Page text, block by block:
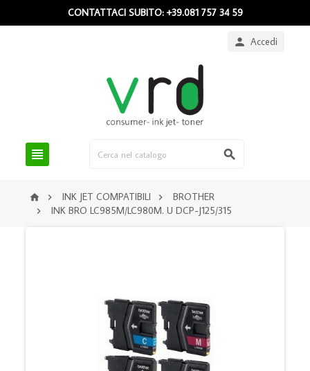
CONTATTACI SUBITO: +39.081 757 34 59
 Accedi
 
  INK JET COMPATIBILI  BROTHER
 INK BRO LC985M/LC980M. U DCP-J125/315